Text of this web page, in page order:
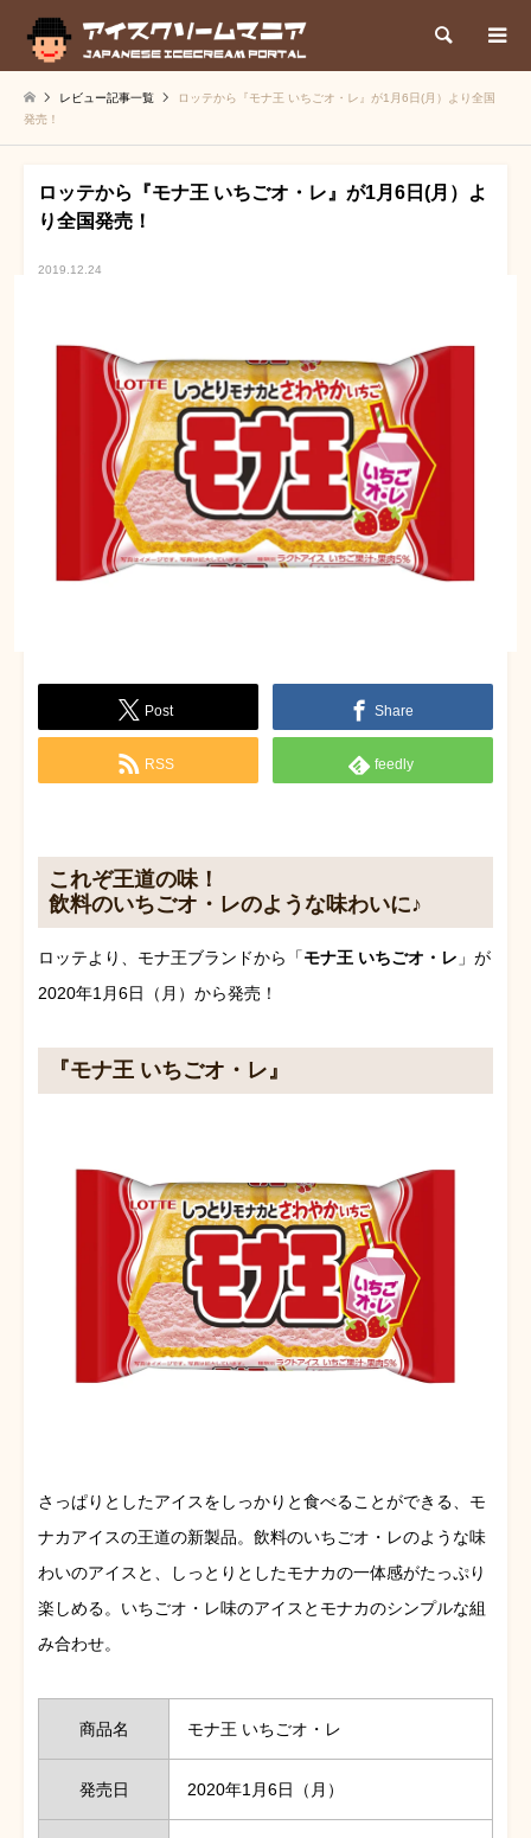
検索
レビュー記事一覧
ロッテから『モナ王 いちごオ・レ』が1月6日(月）より全国
発売！
ロッテから『モナ王 いちごオ・レ』が1月6日(月）よ
り全国発売！
2019.12.24
Post Share
RSS feedly
これぞ王道の味！
飲料のいちごオ・レのような味わいに♪
ロッテより、モナ王ブランドから「モナ王 いちごオ・レ 」が
2020年1月6日（月）から発売！
『モナ王 いちごオ・レ』
さっぱりとしたアイスをしっかりと食べることができる、モ
ナカアイスの王道の新製品。飲料のいちごオ・レのような味
わいのアイスと、しっとりとしたモナカの一体感がたっぷり
楽しめる。いちごオ・レ味のアイスとモナカのシンプルな組
み合わせ。
商品名 モナ王 いちごオ・レ
発売日 2020年1月6日（月）